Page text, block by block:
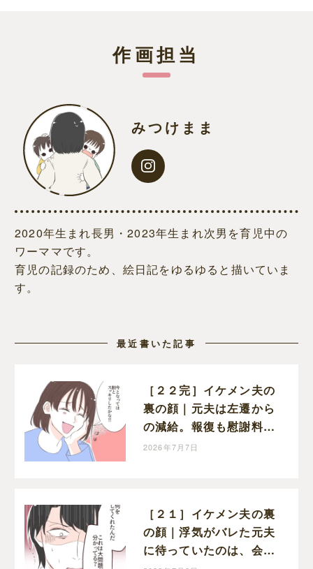
作画担当
みつけまま
2020年生まれ長男・2023年生まれ次男を育児中の
ワーママです。
育児の記録のため、絵日記をゆるゆると描いていま
す。
最近書いた記事
［２２完］イケメン夫の
裏の顔｜元夫は左遷から
の減給。報復も慰謝料請
求も果たせた妻はスッキ
2026年7月7日
［２１］イケメン夫の裏
の顔｜浮気がバレた元夫
に待っていたのは、会社